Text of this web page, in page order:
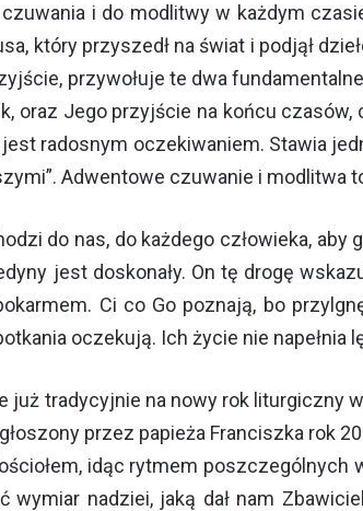
i do modlitwy w każdym
który przyszedł na świat i podjął
przywołuje te dwa
oraz Jego przyjście na końcu
radosnym oczekiwaniem. Stawia
Adwentowe czuwanie i modlitwa
do nas, do każdego człowieka,
jest doskonały. On tę drogę
Ci co Go poznają, bo
oczekują. Ich życie nie
już tradycyjnie na nowy rok
przez papieża Franciszka rok
idąc rytmem
wymiar nadziei, jaką dał nam